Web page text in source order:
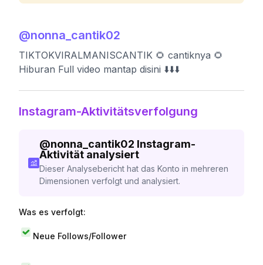
@nonna_cantik02
TIKTOKVIRALMANISCANTIK 🌻 cantiknya 🌻
Hiburan Full video mantap disini ⬇️⬇️⬇️
Instagram-Aktivitätsverfolgung
@nonna_cantik02 Instagram-
Aktivität analysiert
Dieser Analysebericht hat das Konto in mehreren
Dimensionen verfolgt und analysiert.
Was es verfolgt:
Neue Follows/Follower